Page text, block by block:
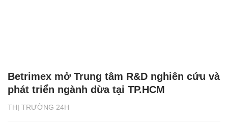
THỊ TRƯỜNG 24H
Betrimex mở Trung tâm R&D nghiên cứu và
phát triển ngành dừa tại TP.HCM